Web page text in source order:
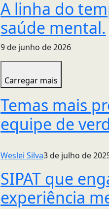
A linha do
saúde mental.
9 de junho de 2026
Carregar mais
Temas mais
equipe de
Weslei Silva3 de julho de
SIPAT que
experiência